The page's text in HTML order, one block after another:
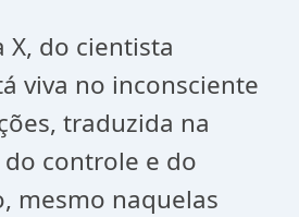
X, do cientista
viva no inconsciente
traduzida na
controle e do
mesmo naquelas